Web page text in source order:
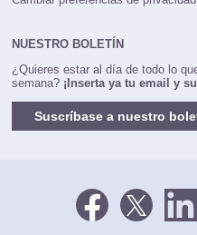
¿Quieres estar al día de todo lo
Suscríbase a nuestro